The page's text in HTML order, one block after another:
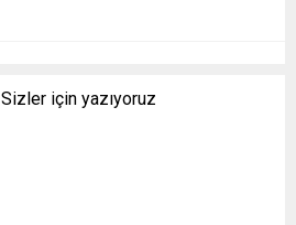
Sizler için yazıyoruz